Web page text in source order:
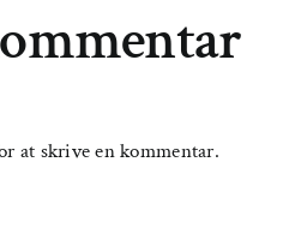
at skrive en kommentar.